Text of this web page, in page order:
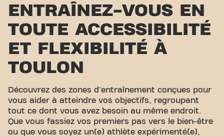
ENTRAÎNEZ-VOUS EN
TOUTE ACCESSIBILITÉ
ET FLEXIBILITÉ À
TOULON
Découvrez des zones d'entraînement conçues pour
vous aider à atteindre vos objectifs, regroupant
tout ce dont vous avez besoin au même endroit.
Que vous fassiez vos premiers pas vers le bien-être
ou que vous soyez un(e) athlète expérimenté(e),